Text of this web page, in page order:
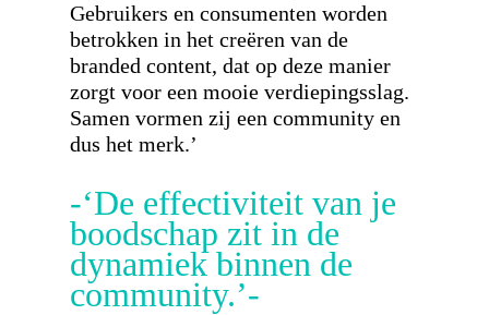
Gebruikers en consumenten worden
betrokken in het creëren van de
branded content, dat op deze manier
zorgt voor een mooie verdiepingsslag.
Samen vormen zij een community en
dus het merk.’
-‘De effectiviteit van je
boodschap zit in de
dynamiek binnen de
community.’-